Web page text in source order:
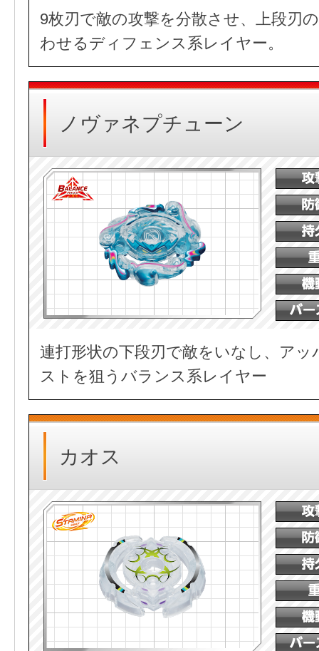
9枚刃で敵の攻撃を分散させ、上段刃
わせるディフェンス系レイヤー。
ノヴァネプチューン
連打形状の下段刃で敵をいなし、アッ
ストを狙うバランス系レイヤー
カオス